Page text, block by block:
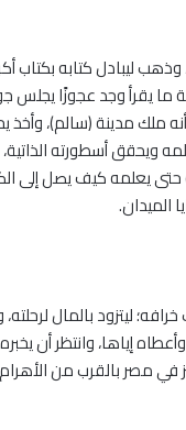
وذهب ليبادل كتابه بكتاب
ما يقرأ وجد عجوزًا يجلس
ملك مدينة (سالم)، وأخذ
ويحقق أسطورته
يعلمه كيف يصل إلى
الميدان.
ليتزود بالمال
إياها، وانتظر أن
في مصر بالقرب من